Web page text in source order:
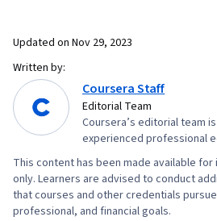
Updated on Nov 29, 2023
Written by:
Coursera Staff
Editorial Team
Coursera’s editorial team
experienced professional
This content has been made available
only. Learners are advised to conduct
that courses and other credentials
professional, and financial goals.